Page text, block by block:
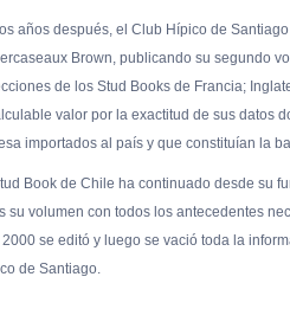
años después, el Club Hípico de
Brown, publicando su segundo
de los Stud Books de Francia;
valor por la exactitud de sus datos
importados al país y que constituían la
Book de Chile ha continuado desde su
su volumen con todos los antecedentes
se editó y luego se vació toda la
de Santiago.